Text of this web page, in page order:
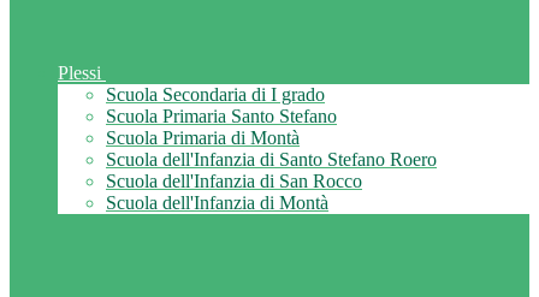
Plessi
Scuola Secondaria di I grado
Scuola Primaria Santo Stefano
Scuola Primaria di Montà
Scuola dell'Infanzia di Santo Stefano Roero
Scuola dell'Infanzia di San Rocco
Scuola dell'Infanzia di Montà